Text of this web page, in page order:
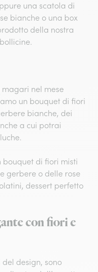
una scatola di
bianche o una box
della nostra
magari nel mese
un bouquet di fiori
bianche, dei
a cui potrai
bouquet di fiori misti
gerbere o delle rose
dessert perfetto
con fiori e
design, sono